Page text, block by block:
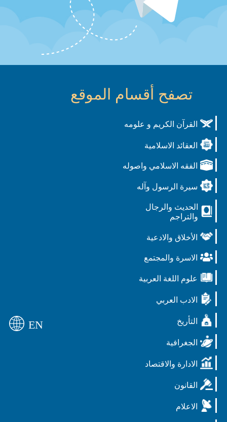
تصفح أقسام الموقع
القرآن الكريم و علومه
العقائد الاسلامية
الفقه الاسلامي واصوله
سيرة الرسول وآله
الحديث والرجال
والتراجم
الأخلاق والادعية
الاسرة والمجتمع
علوم اللغة العربية
الادب العربي
التأريخ
الجغرافية
الادارة والاقتصاد
القانون
الاعلام
EN